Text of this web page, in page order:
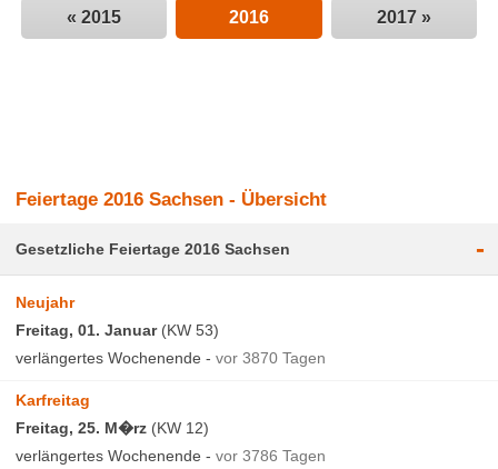
« 2015 2016 2017 »
Feiertage 2016 Sachsen - Übersicht
Gesetzliche Feiertage 2016 Sachsen -
Neujahr
Freitag, 01. Januar(KW 53)
verlängertes Wochenende -vor 3870 Tagen
Karfreitag
Freitag, 25. M�rz (KW 12)
verlängertes Wochenende -vor 3786 Tagen